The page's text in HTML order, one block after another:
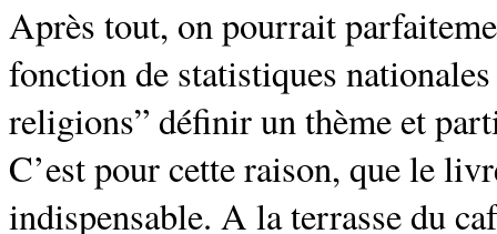
Après tout, on pourrait
fonction de statistiques
religions” définir un thème et
C’est pour cette raison, que le
indispensable. A la terrasse du